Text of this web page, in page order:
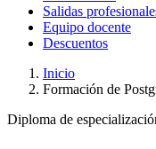
Salidas
Equipo docente
Descuentos
Inicio
Formación de
Diploma de